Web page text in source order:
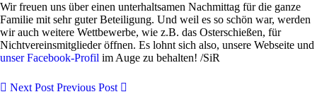
Wir freuen uns über einen unterhaltsamen Nachmittag für die ganze
Familie mit sehr guter Beteiligung. Und weil es so schön war, werden
wir auch weitere Wettbewerbe, wie z.B. das Osterschießen, für
Nichtvereinsmitglieder öffnen. Es lohnt sich also, unsere Webseite und
unser Facebook-Profil im Auge zu behalten! /SiR
Next Post Previous Post